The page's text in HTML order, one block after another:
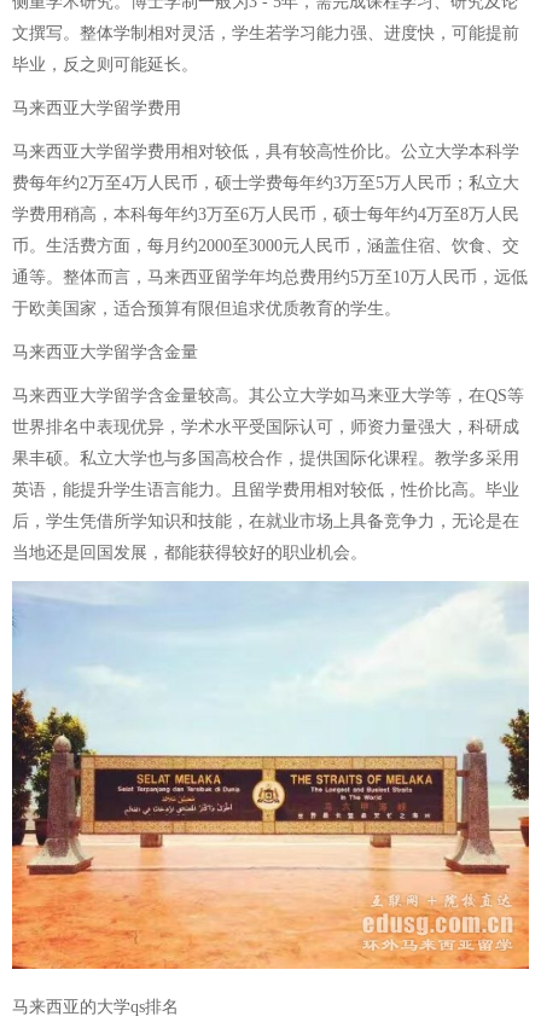
文撰写。整体学制相对灵活，学生若学习能力强、进度快，可能提前
毕业，反之则可能延长。
马来西亚大学留学费用
马来西亚大学留学费用相对较低，具有较高性价比。公立大学本科学
费每年约2万至4万人民币，硕士学费每年约3万至5万人民币；私立大
学费用稍高，本科每年约3万至6万人民币，硕士每年约4万至8万人民
币。生活费方面，每月约2000至3000元人民币，涵盖住宿、饮食、交
通等。整体而言，马来西亚留学年均总费用约5万至10万人民币，远低
于欧美国家，适合预算有限但追求优质教育的学生。
马来西亚大学留学含金量
马来西亚大学留学含金量较高。其公立大学如马来亚大学等，在QS等
世界排名中表现优异，学术水平受国际认可，师资力量强大，科研成
果丰硕。私立大学也与多国高校合作，提供国际化课程。教学多采用
英语，能提升学生语言能力。且留学费用相对较低，性价比高。毕业
后，学生凭借所学知识和技能，在就业市场上具备竞争力，无论是在
当地还是回国发展，都能获得较好的职业机会。
马来西亚的大学qs排名